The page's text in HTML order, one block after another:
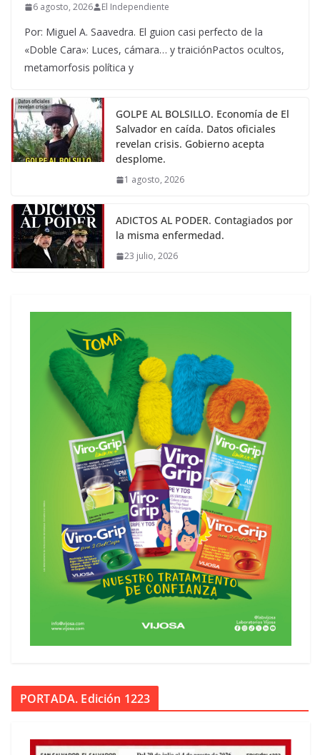
6 agosto, 2026 El Independiente
Por: Miguel A. Saavedra. El guion casi perfecto de la
«Doble Cara»: Luces, cámara… y traiciónPactos ocultos,
metamorfosis política y
GOLPE AL BOLSILLO. Economía de El
Salvador en caída. Datos oficiales
revelan crisis. Gobierno acepta
desplome.
1 agosto, 2026
ADICTOS AL PODER. Contagiados por
la misma enfermedad.
23 julio, 2026
PORTADA. Edición 1223